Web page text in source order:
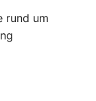
rund um